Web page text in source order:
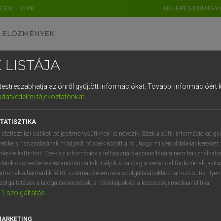
GYIK BELÉPÉS EDUID-
ELŐZMÉNYEK
szótár
VAN ELŐFIZETÉSED?
megtekintéséhez.
LISTÁJA
az önről gyűjtött információkat. További információért
tájékoztatónkat.
statisztikai sütiket „teljesítménysütiknek” is nevezik. Ezek a sütik információkat
használatának módjáról, többek között arról, hogy milyen oldalakat keresett
kattintott. Ezek az információk a felhasználó azonosítására nem
összesítettek és anonimizáltak. Céljuk kizárólag a weboldal funkcióinak
a harmadik féltől származó elemzési szolgáltatásokhoz tartozó sütik;
a látogatóelemzések, a hőtérképek és a közösségi médiaanalitika.
1 szolgáltatás
DE CN FR ES IT NL
1 2 3 4 5 6 7 8 9
q w e r t z u i
a s d f g h j k l é
í y x c v b n m , .